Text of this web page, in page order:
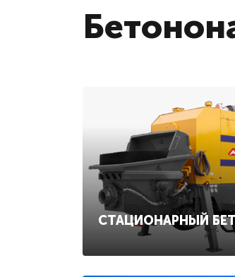
СТАЦИОНАРНЫЙ